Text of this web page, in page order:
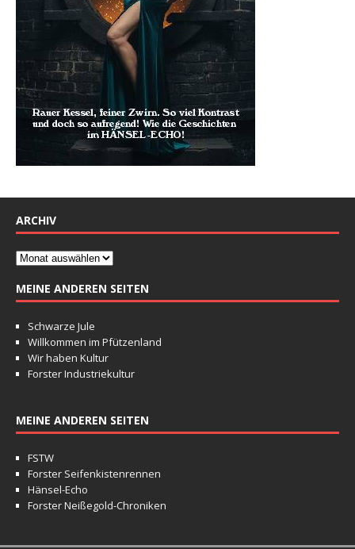
ARCHIV
MEINE ANDEREN SEITEN
Schwarze Jule
Willkommen im Pfützenland
Wir haben Kultur
Forster Industriekultur
MEINE ANDEREN SEITEN
FSTW
Forster Seifenkistenrennen
Hänsel-Echo
Forster Neißegold-Chroniken